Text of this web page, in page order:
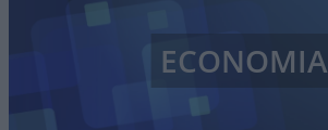
ECONOMIA